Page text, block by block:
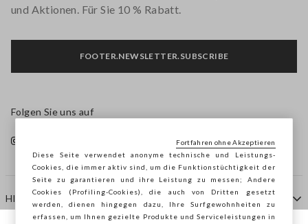
HILFE
und Aktionen. Für Sie 10 % Rabatt.
FOOTER.NEWSLETTER.SUBSCRIBE
Folgen Sie uns auf
Diese Seite verwendet anonyme technische und Leistungs-
Cookies, die immer aktiv sind, um die Funktionstüchtigkeit der
Seite zu garantieren und ihre Leistung zu messen; Andere
Cookies (Profiling-Cookies), die auch von Dritten gesetzt
werden, dienen hingegen dazu, Ihre Surfgewohnheiten zu
erfassen, um Ihnen gezielte Produkte und Serviceleistungen in
Fortfahren ohne Akzeptieren